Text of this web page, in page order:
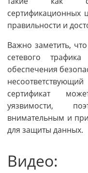
сертификационных
правильности и
Важно заметить,
сетевого
обеспечения
сертификат
уязвимости,
внимательным и
для защиты данных.
Видео: